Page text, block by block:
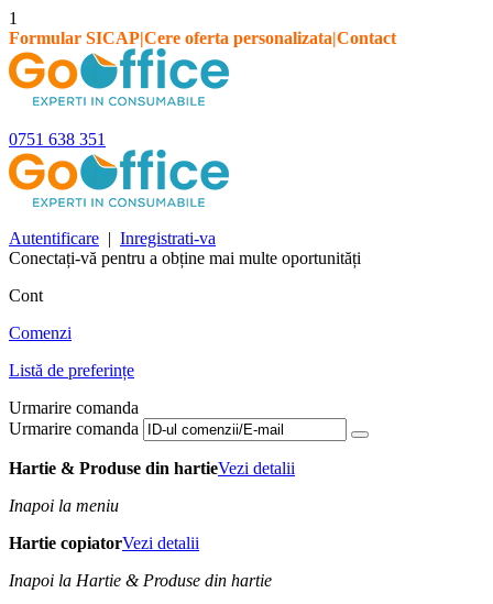
1
Formular SICAP|Cere oferta personalizata|Contact
0751 638 351
Autentificare | Inregistrati-va
Conectați-vă pentru a obține mai multe oportunități
Cont
Comenzi
Listă de preferințe
Urmarire comanda
Urmarire comanda
Hartie & Produse din hartieVezi detalii
Inapoi la meniu
Hartie copiatorVezi detalii
Inapoi la Hartie & Produse din hartie